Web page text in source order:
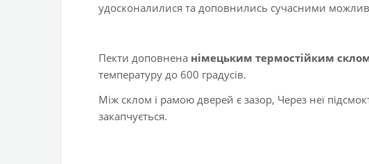
удосконалилися та доповнились сучасними
Пекти доповнена німецьким термостійким
температуру до 600 градусів.
Між склом і рамою дверей є зазор, Через неї
закапчується.